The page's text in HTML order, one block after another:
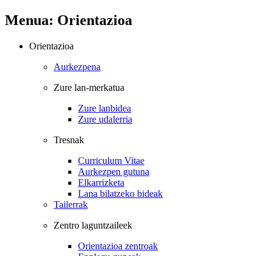
Menua: Orientazioa
Orientazioa
Aurkezpena
Zure lan-merkatua
Zure lanbidea
Zure udalerria
Tresnak
Curriculum Vitae
Aurkezpen gutuna
Elkarrizketa
Lana bilatzeko bideak
Tailerrak
Zentro laguntzaileek
Orientazioa zentroak